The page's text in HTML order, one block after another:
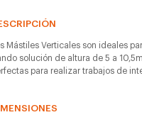
Mástiles Verticales son ideales
solución de altura de 5 a
para realizar trabajos de